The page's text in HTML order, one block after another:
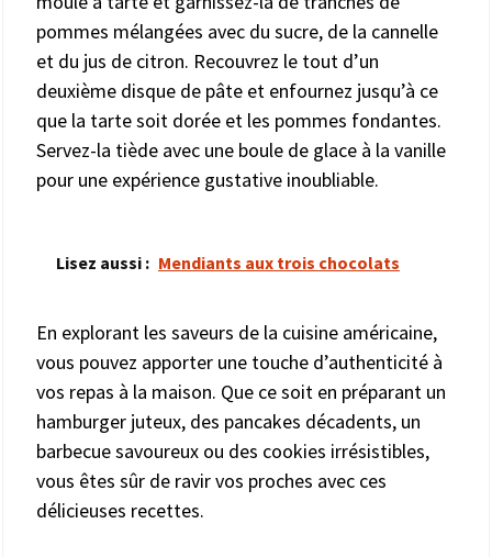
pommes mélangées avec du sucre, de la cannelle
et du jus de citron. Recouvrez le tout d’un
deuxième disque de pâte et enfournez jusqu’à ce
que la tarte soit dorée et les pommes fondantes.
Servez-la tiède avec une boule de glace à la vanille
pour une expérience gustative inoubliable.
Lisez aussi : Mendiants aux trois chocolats
En explorant les saveurs de la cuisine américaine,
vous pouvez apporter une touche d’authenticité à
vos repas à la maison. Que ce soit en préparant un
hamburger juteux, des pancakes décadents, un
barbecue savoureux ou des cookies irrésistibles,
vous êtes sûr de ravir vos proches avec ces
délicieuses recettes.